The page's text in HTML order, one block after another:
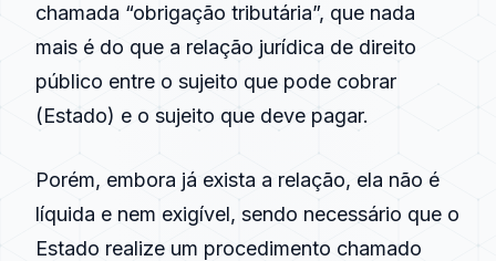
chamada “obrigação tributária”, que nada
mais é do que a relação jurídica de direito
público entre o sujeito que pode cobrar
(Estado) e o sujeito que deve pagar.
Porém, embora já exista a relação, ela não é
líquida e nem exigível, sendo necessário que o
Estado realize um procedimento chamado